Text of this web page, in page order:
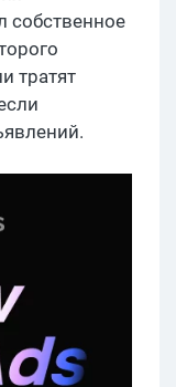
собственное
тратят